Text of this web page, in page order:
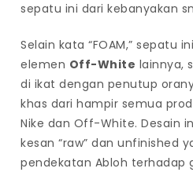
sepatu ini dari kebanyakan
Selain kata “FOAM,” sepatu
elemen Off-White lainnya,
di ikat dengan penutup
khas dari hampir semua
Nike dan Off-White. Desain
kesan “raw” dan unfinished
pendekatan Abloh terhadap